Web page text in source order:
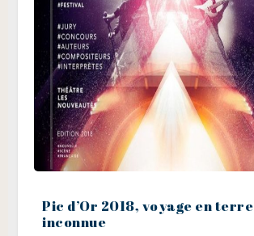
Pic d’Or 2018, voyage en terre
inconnue